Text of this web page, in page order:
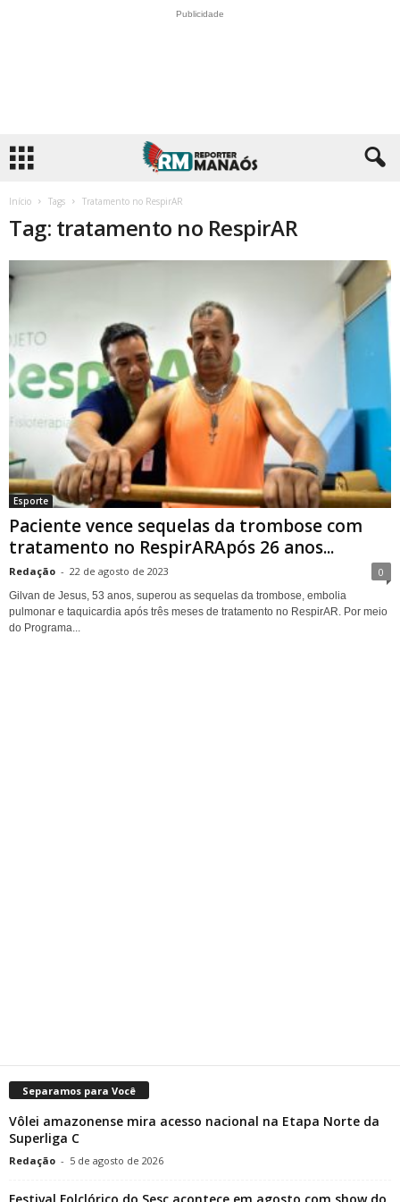
Publicidade
Início Tags Tratamento no RespirAR
Tag: tratamento no RespirAR
Esporte
Paciente vence sequelas da trombose com
tratamento no RespirARApós 26 anos...
Redação - 22 de agosto de 2023 0
Gilvan de Jesus, 53 anos, superou as sequelas da trombose, embolia
pulmonar e taquicardia após três meses de tratamento no RespirAR. Por meio
do Programa...
Separamos para Você
Vôlei amazonense mira acesso nacional na Etapa Norte da
Superliga C
Redação - 5 de agosto de 2026
Festival Folclórico do Sesc acontece em agosto com show do